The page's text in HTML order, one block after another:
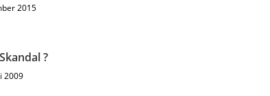
2015
?
2009